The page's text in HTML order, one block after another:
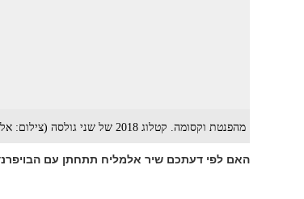
מהפנטת וקסומה. קטלוג 2018 של שני גולסה (צילום: אלון שפרנסקי)
האם לפי דעתכם שיר אלמליח תתחתן עם